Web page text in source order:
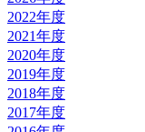
2022年度
2021年度
2020年度
2019年度
2018年度
2017年度